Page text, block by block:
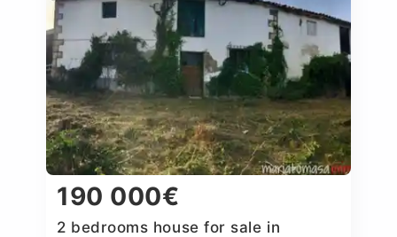
190 000€
2 bedrooms house for sale in